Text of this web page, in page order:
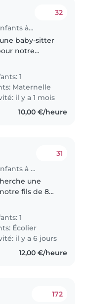
Job de garde d'enfants à Annecy
32
baby-sitter
notre
et
aimerions une
s'adapter à..
1
Maternelle
il y a 1 mois
10,00 €/heure
Job de garde d'enfants à Annecy
31
une
fils de 8
préférons
peut venir à
1
Écolier
il y a 6 jours
12,00 €/heure
172